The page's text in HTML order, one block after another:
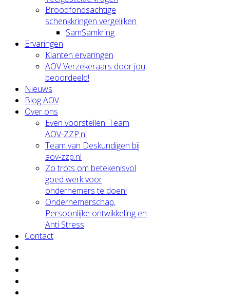
Broodfondsachtige
schenkkringen vergelijken
SamSamkring
Ervaringen
Klanten ervaringen
AOV Verzekeraars door jou
beoordeeld!
Nieuws
Blog AOV
Over ons
Even voorstellen: Team
AOV-ZZP.nl
Team van Deskundigen bij
aov-zzp.nl
Zo trots om betekenisvol
goed werk voor
ondernemers te doen!
Ondernemerschap,
Persoonlijke ontwikkeling en
Anti Stress
Contact